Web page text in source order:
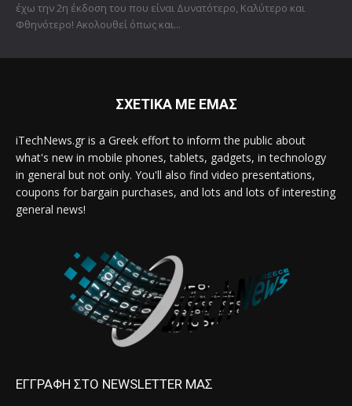
έχω την 2η έκδοση του που είναι Δυνατότερο, Καλύτερο και
Φθηνότερο! Ακολουθεί όπως και...
ΣΧΕΤΙΚΑ ΜΕ ΕΜΑΣ
iTechNews.gr is a Greek effort to inform the public about
what's new in mobile phones, tablets, gadgets, in technology
in general but not only. You'll also find video presentations,
coupons for bargain purchases, and lots and lots of interesting
general news!
ΕΓΓΡΑΦΗ ΣΤΟ NEWSLETTER ΜΑΣ